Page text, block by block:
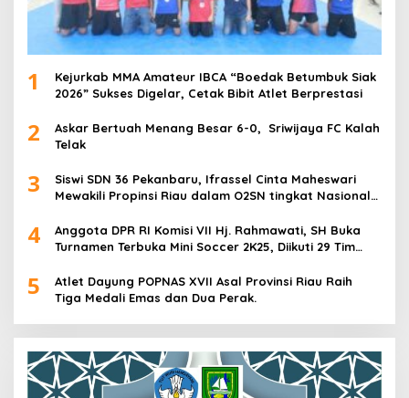
1
Kejurkab MMA Amateur IBCA “Boedak Betumbuk Siak
2026” Sukses Digelar, Cetak Bibit Atlet Berprestasi
2
Askar Bertuah Menang Besar 6-0, Sriwijaya FC Kalah
Telak
3
Siswi SDN 36 Pekanbaru, Ifrassel Cinta Maheswari
Mewakili Propinsi Riau dalam O2SN tingkat Nasional
4
Anggota DPR RI Komisi VII Hj. Rahmawati, SH Buka
Turnamen Terbuka Mini Soccer 2K25, Diikuti 29 Tim
5
Atlet Dayung POPNAS XVII Asal Provinsi Riau Raih
Tiga Medali Emas dan Dua Perak.